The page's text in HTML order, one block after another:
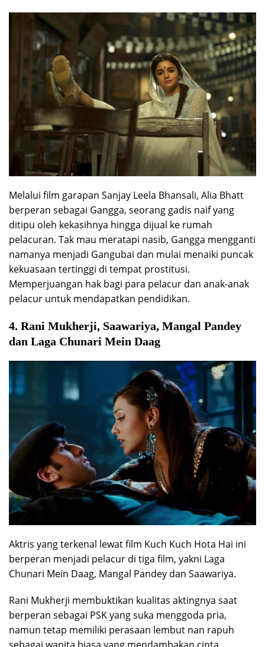
Melalui film garapan Sanjay Leela Bhansali, Alia Bhatt
berperan sebagai Gangga, seorang gadis naif yang
ditipu oleh kekasihnya hingga dijual ke rumah
pelacuran. Tak mau meratapi nasib, Gangga mengganti
namanya menjadi Gangubai dan mulai menaiki puncak
kekuasaan tertinggi di tempat prostitusi.
Memperjuangan hak bagi para pelacur dan anak-anak
pelacur untuk mendapatkan pendidikan.
4. Rani Mukherji, Saawariya, Mangal Pandey
dan Laga Chunari Mein Daag
Aktris yang terkenal lewat film Kuch Kuch Hota Hai ini
berperan menjadi pelacur di tiga film, yakni Laga
Chunari Mein Daag, Mangal Pandey dan Saawariya.
Rani Mukherji membuktikan kualitas aktingnya saat
berperan sebagai PSK yang suka menggoda pria,
namun tetap memiliki perasaan lembut nan rapuh